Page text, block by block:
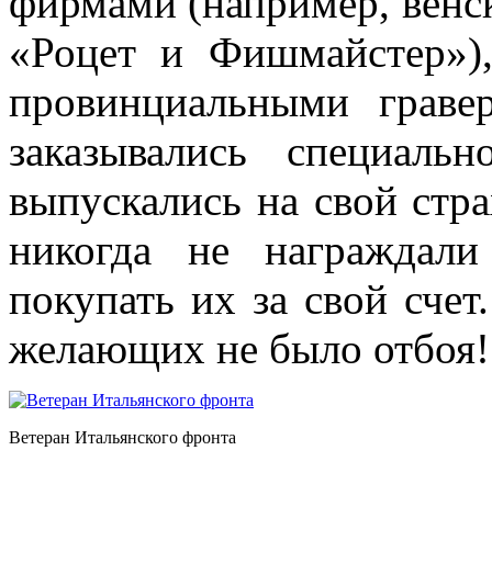
«Роцет и
провинциальными
заказывались
выпускались на свой
никогда не
покупать их за свой
желающих не было отбоя!
Ветеран Итальянского фронта